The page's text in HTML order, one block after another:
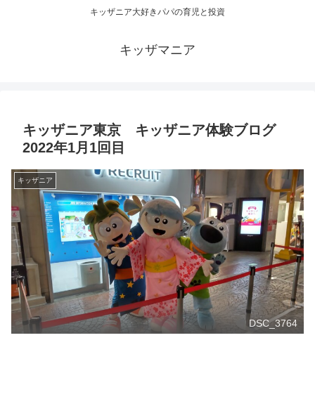
キッザニア大好きパパの育児と投資
キッザマニア
キッザニア東京 キッザニア体験ブログ
2022年1月1回目
キッザニア
DSC_3764